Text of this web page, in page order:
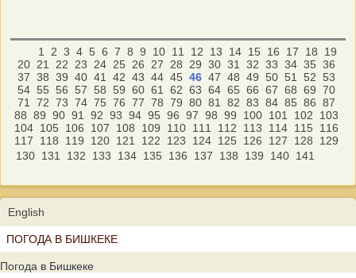
1 2 3 4 5 6 7 8 9 10 11 12 13 14 15 16 17 18
19
20 21 22 23 24 25 26 27 28 29 30 31 32 33 34 35 36
37 38 39 40 41 42 43 44 45 46 47 48 49 50 51 52 53
54 55 56 57 58 59 60 61 62 63 64 65 66 67 68 69 70
71
72 73 74 75 76 77 78 79 80 81 82 83 84 85 86 87
88 89 90 91 92 93 94 95 96 97 98 99 100 101 102
103
104 105 106 107 108 109 110 111 112 113 114 115
116
117
118 119 120 121 122 123 124 125 126 127 128
129
130 131 132 133 134 135 136 137 138 139 140 141
English
ПОГОДА В БИШКЕКЕ
Погода в Бишкеке